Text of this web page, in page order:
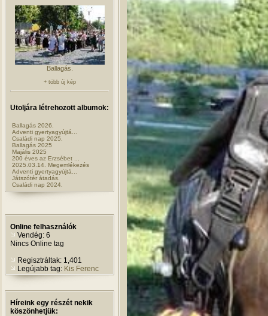
Ballagás.
+ több új kép
Utoljára létrehozott albumok:
Ballagás 2026.
Adventi gyertyagyújtá...
Családi nap 2025.
Ballagás 2025
Majális 2025
200 éves az Erzsébet ...
2025.03.14. Megemlékezés
Adventi gyertyagyújtá...
Játszótér átadás.
Családi nap 2024.
Online felhasználók
Vendég: 6
Nincs Online tag
Regisztráltak: 1,401
Legújabb tag: Kis Ferenc
Híreink egy részét nekik
köszönhetjük: